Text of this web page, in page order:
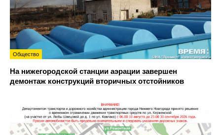
Общество
На нижегородской станции аэрации завершен
демонтаж конструкций вторичных отстойников